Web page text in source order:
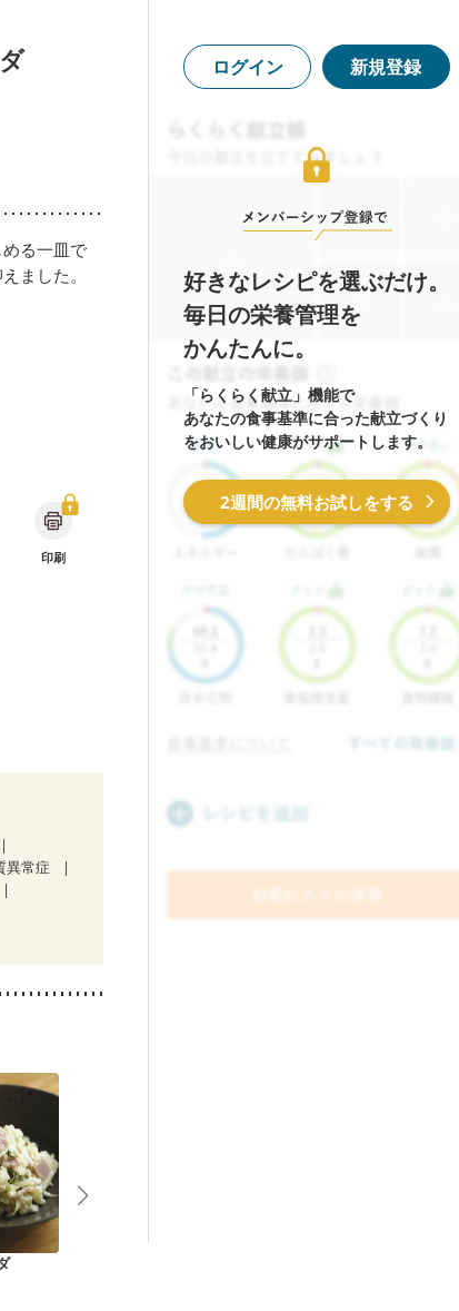
る一皿で
ました。
印刷
異常症
ログイン 新規登録
好きなレシピを選ぶだけ。
毎日の栄養管理を
かんたんに。
「らくらく献立」機能で
あなたの食事基準に合った献立づくり
をおいしい健康がサポートします。
2週間の無料お試しをする